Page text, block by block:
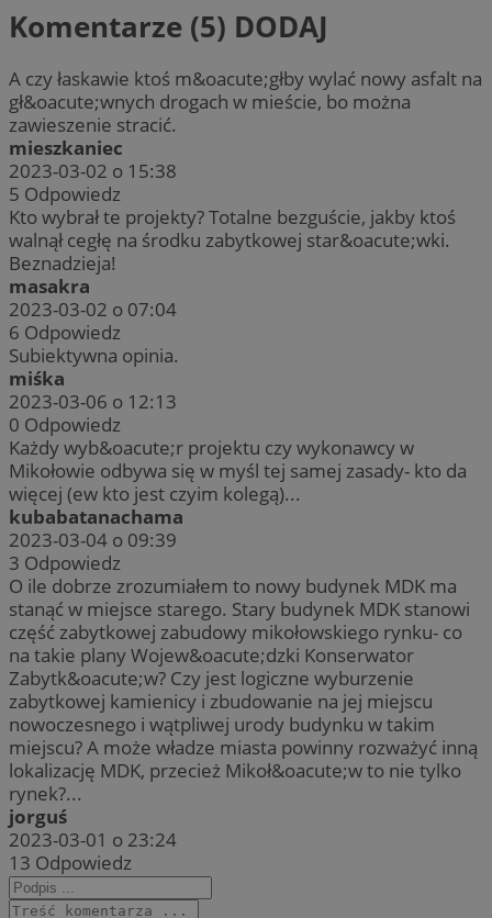
Komentarze (5) DODAJ
A czy łaskawie ktoś m&oacute;głby wylać nowy asfalt na
gł&oacute;wnych drogach w mieście, bo można
zawieszenie stracić.
mieszkaniec
2023-03-02 o 15:38
5 Odpowiedz
Kto wybrał te projekty? Totalne bezguście, jakby ktoś
walnął cegłę na środku zabytkowej star&oacute;wki.
Beznadzieja!
masakra
2023-03-02 o 07:04
6 Odpowiedz
Subiektywna opinia.
miśka
2023-03-06 o 12:13
0 Odpowiedz
Każdy wyb&oacute;r projektu czy wykonawcy w
Mikołowie odbywa się w myśl tej samej zasady- kto da
więcej (ew kto jest czyim kolegą)...
kubabatanachama
2023-03-04 o 09:39
3 Odpowiedz
O ile dobrze zrozumiałem to nowy budynek MDK ma
stanąć w miejsce starego. Stary budynek MDK stanowi
część zabytkowej zabudowy mikołowskiego rynku- co
na takie plany Wojew&oacute;dzki Konserwator
Zabytk&oacute;w? Czy jest logiczne wyburzenie
zabytkowej kamienicy i zbudowanie na jej miejscu
nowoczesnego i wątpliwej urody budynku w takim
miejscu? A może władze miasta powinny rozważyć inną
lokalizację MDK, przecież Mikoł&oacute;w to nie tylko
rynek?...
jorguś
2023-03-01 o 23:24
13 Odpowiedz